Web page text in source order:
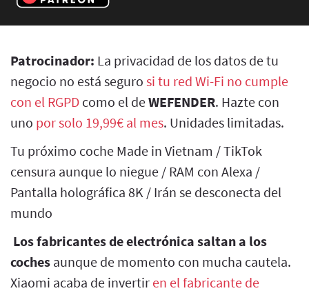
Patrocinador: La privacidad de los datos de tu
negocio no está seguro si tu red Wi-Fi no cumple
con el RGPD como el deWEFENDER. Hazte con
uno por solo 19,99€ al mes. Unidades limitadas.
Tu próximo coche Made in Vietnam / TikTok
censura aunque lo niegue / RAM con Alexa /
Pantalla holográfica 8K / Irán se desconecta del
mundo
Los fabricantes de electrónica saltan a los
coches aunque de momento con mucha cautela.
Xiaomi acaba de invertir en el fabricante de